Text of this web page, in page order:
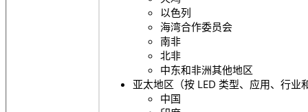
以色列
海湾合作委员会
南非
北非
中东和非洲其他地区
亚太地区（按 LED 类型、应用、行业
中国